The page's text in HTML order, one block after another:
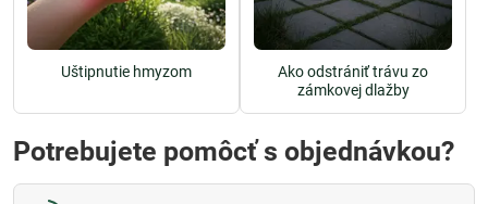
Uštipnutie hmyzom
Ako odstrániť trávu zo
zámkovej dlažby
Potrebujete pomôcť s objednávkou?